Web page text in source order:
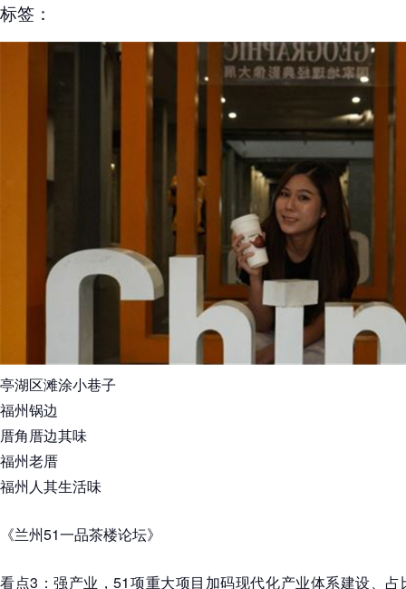
标签：
亭湖区滩涂小巷子
福州锅边
厝角厝边其味
福州老厝
福州人其生活味
《兰州51一品茶楼论坛》
看点3：强产业，51项重大项目加码现代化产业体系建设、